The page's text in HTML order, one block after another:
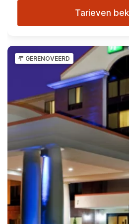
Tarieven
GERENOVEERD